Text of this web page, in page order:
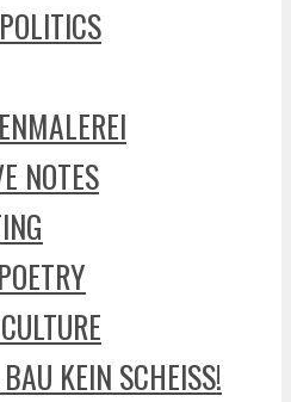
NOTES
KEIN SCHEISS!